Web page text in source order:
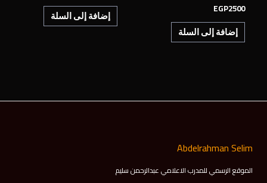
EGP2500
إضافة إلى السلة
إضافة إلى السلة
Abdelrahman Selim
الموقع الرسمي للمدرب الاعلامي عبدالرحمن سليم